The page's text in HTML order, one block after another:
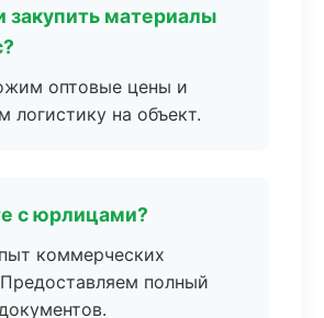
закупить материалы
оптовые цены и
логистику на объект.
с юрлицами?
коммерческих
полный